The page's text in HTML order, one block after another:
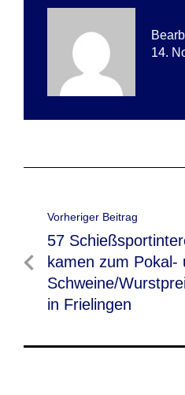
14.
Vorheriger Beitrag
Vorheriger
Beitrag
57
kamen zum Pokal-
Schweine/
in Frielingen